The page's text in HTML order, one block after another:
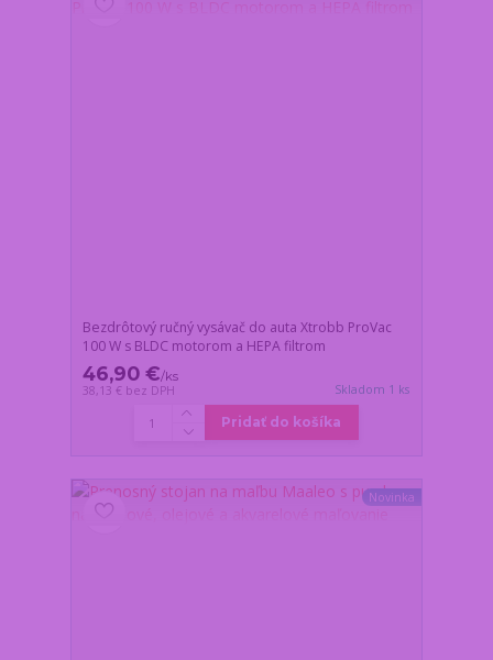
Bezdrôtový ručný vysávač do auta Xtrobb ProVac
100 W s BLDC motorom a HEPA filtrom
46,90 €/ks
38,13 € bez DPH Skladom 1 ks
Pridať do košíka
Novinka